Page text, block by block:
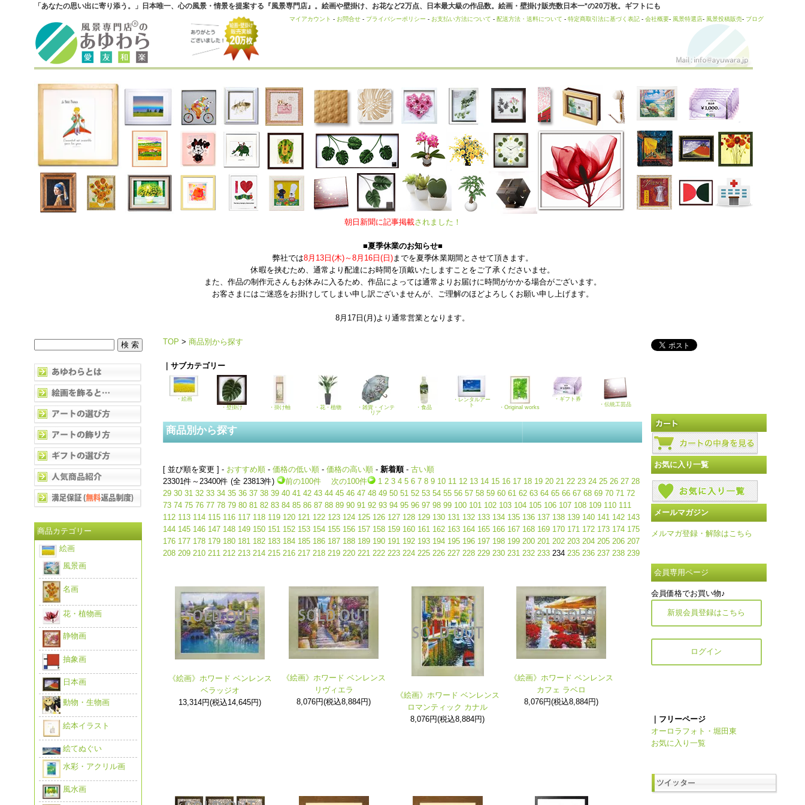
「あなたの思い出に寄り添う。」日本唯一、心の風景・情景を提案する『風景専門店』。絵画や壁掛け、お花など2万点、日本最大級の作品数。絵画・壁掛け販売数日本一*の20万枚。ギフトにも
マイアカウント - お問合せ - プライバシーポリシー - お支払い方法について - 配送方法・送料について - 特定商取引法に基づく表記 - 会社概要- 風景特選店- 風景投稿販売- ブログ
朝日新聞に記事掲載されました！
■夏季休業のお知らせ■
弊社では8月13日(木)～8月16日(日)までを夏季休業期間とさせて頂きます。
休暇を挟むため、通常より配達にお時間を頂戴いたしますことをご了承くださいませ。
また、作品の制作元さんもお休みに入るため、作品によっては通常よりお届けに時間がかかる場合がございます。
お客さまにはご迷惑をお掛けしてしまい申し訳ございませんが、ご理解のほどよろしくお願い申し上げます。
8月17日(月)より通常営業となります。
TOP > 商品別から探す
｜サブカテゴリー
・絵画
・壁掛け
・掛け軸 ・花・植物
・雑貨・インテ
リア
・食品
・レンタルアー
ト
・Original works
・ギフト券
・伝統工芸品
商品別から探す
[ 並び順を変更 ] - おすすめ順 - 価格の低い順 - 価格の高い順 - 新着順- 古い順
23301件～23400件 (全 23813件)
前の100件 次の100件 1 2 3 4 5 6 7 8 9 10 11 12 13 14 15 16 17 18 19 20 21 22 23 24 25 26 27 28
29 30 31 32 33 34 35 36 37 38 39 40 41 42 43 44 45 46 47 48 49 50 51 52 53 54 55 56 57 58 59 60 61 62 63 64 65 66 67 68 69 70 71 72
73 74 75 76 77 78 79 80 81 82 83 84 85 86 87 88 89 90 91 92 93 94 95 96 97 98 99 100 101 102 103 104 105 106 107 108 109 110 111
112 113 114 115 116 117 118 119 120 121 122 123 124 125 126 127 128 129 130 131 132 133 134 135 136 137 138 139 140 141 142 143
144 145 146 147 148 149 150 151 152 153 154 155 156 157 158 159 160 161 162 163 164 165 166 167 168 169 170 171 172 173 174 175
176 177 178 179 180 181 182 183 184 185 186 187 188 189 190 191 192 193 194 195 196 197 198 199 200 201 202 203 204 205 206 207
208 209 210 211 212 213 214 215 216 217 218 219 220 221 222 223 224 225 226 227 228 229 230 231 232 233 234 235 236 237 238 239
《絵画》ホワード ベンレンス
ベラッジオ
13,314円(税込14,645円)
《絵画》ホワード ベンレンス
リヴィエラ
8,076円(税込8,884円)
《絵画》ホワード ベンレンス
ロマンティック カナル
8,076円(税込8,884円)
《絵画》ホワード ベンレンス
カフェ ラベロ
8,076円(税込8,884円)
商品カテゴリー
絵画
風景画
名画
花・植物画
静物画
抽象画
日本画
動物・生物画
絵本イラスト
絵てぬぐい
水彩・アクリル画
風水画
お気に入り一覧
メールマガジン
メルマガ登録・解除はこちら
会員専用ページ
会員価格でお買い物♪
新規会員登録はこちら
ログイン
｜フリーページ
オーロラフォト・堀田東
お気に入り一覧